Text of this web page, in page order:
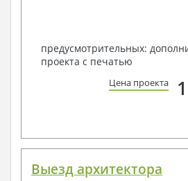
предусмотрительных:
проекта с печатью
Цена проекта
Выезд архитектора